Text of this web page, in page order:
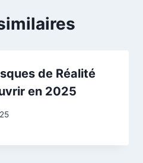
de Réalité
en 2025